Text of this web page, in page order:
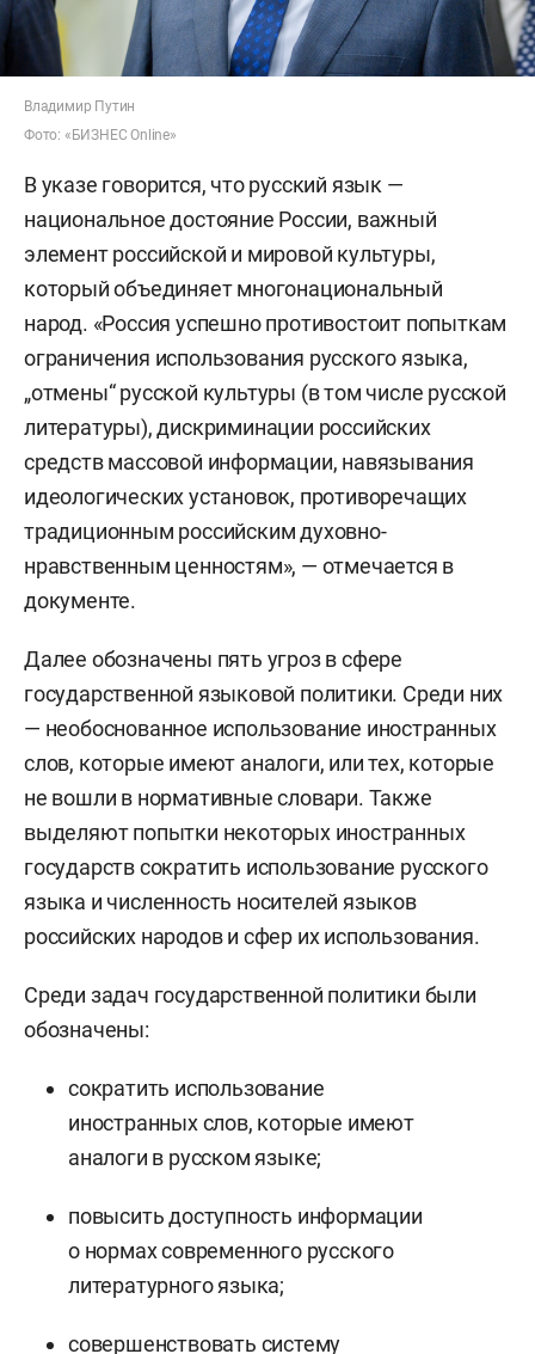
Владимир Путин
Фото: «БИЗНЕС Online»
В указе говорится, что русский язык —
национальное достояние России, важный
элемент российской и мировой культуры,
который объединяет многонациональный
народ. «Россия успешно противостоит попыткам
ограничения использования русского языка,
„отмены“ русской культуры (в том числе русской
литературы), дискриминации российских
средств массовой информации, навязывания
идеологических установок, противоречащих
традиционным российским духовно-
нравственным ценностям», — отмечается в
документе.
Далее обозначены пять угроз в сфере
государственной языковой политики. Среди них
— необоснованное использование иностранных
слов, которые имеют аналоги, или тех, которые
не вошли в нормативные словари. Также
выделяют попытки некоторых иностранных
государств сократить использование русского
языка и численность носителей языков
российских народов и сфер их использования.
Среди задач государственной политики были
обозначены:
сократить использование
иностранных слов, которые имеют
аналоги в русском языке;
повысить доступность информации
о нормах современного русского
литературного языка;
совершенствовать систему